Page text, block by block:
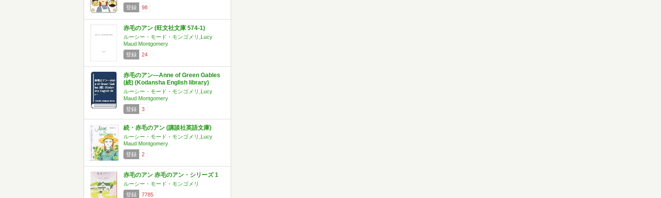
登録
98
赤毛のアン (旺文社文庫 574-1)
ルーシー・モード・モンゴメリ,Lucy
Maud Montgomery
登録
24
赤毛のアン―Anne of Green Gables
(続) (Kodansha English library)
ルーシー・モード・モンゴメリ,Lucy
Maud Montgomery
登録
3
続・赤毛のアン (講談社英語文庫)
ルーシー・モード・モンゴメリ,Lucy
Maud Montgomery
登録
2
赤毛のアン 赤毛のアン・シリーズ 1
ルーシー・モード・モンゴメリ
登録
7785